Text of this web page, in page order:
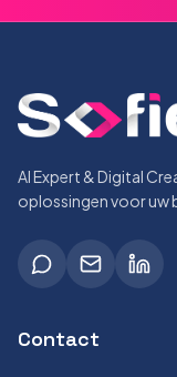
AI Expert & Digital
oplossingen voor uw
Contact